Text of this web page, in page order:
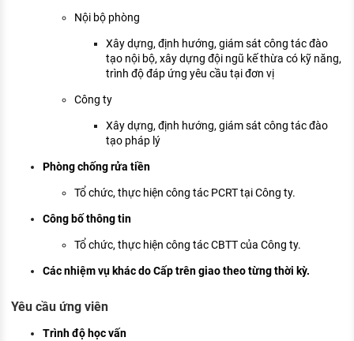
Nội bộ phòng
Xây dựng, định hướng, giám sát công tác đào
tạo nội bộ, xây dựng đội ngũ kế thừa có kỹ năng,
trình độ đáp ứng yêu cầu tại đơn vị
Công ty
Xây dựng, định hướng, giám sát công tác đào
tạo pháp lý
Phòng chống rửa tiền
Tổ chức, thực hiện công tác PCRT tại Công ty.
Công bố thông tin
Tổ chức, thực hiện công tác CBTT của Công ty.
Các nhiệm vụ khác do Cấp trên giao theo từng thời kỳ.
Yêu cầu ứng viên
Trình độ học vấn